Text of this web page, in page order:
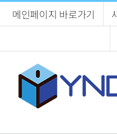
메인페이지 바로가기